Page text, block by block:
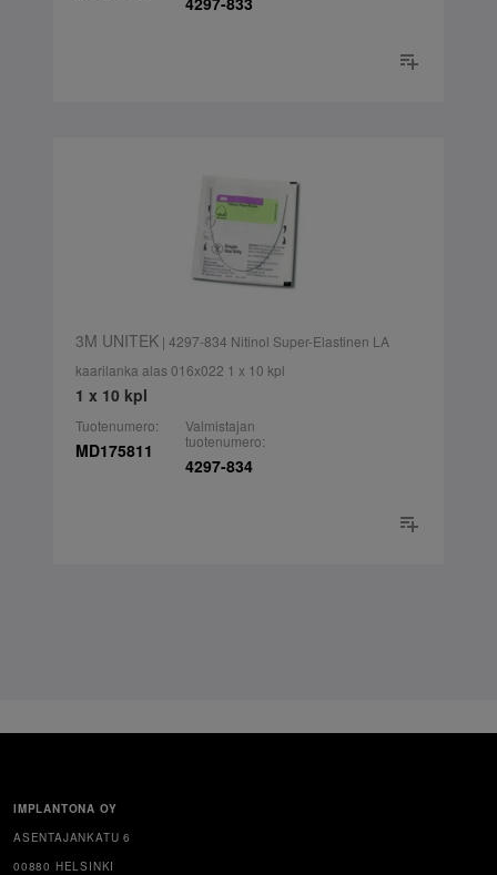
3M UNITEK| 4297-834 Nitinol Super-Elastinen LA
kaarilanka alas 016x022 1 x 10 kpl
1 x 10 kpl
Tuotenumero:
MD175811
Valmistajan
tuotenumero:
4297-834
IMPLANTONA OY
ASENTAJANKATU 6
00880 HELSINKI